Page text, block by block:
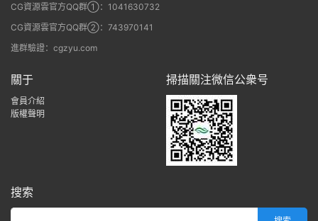
CG資源雲官方QQ群①：1041630732
CG資源雲官方QQ群②：743970141
進群驗證：cgzyu.com
關于
會員介紹
版權聲明
掃描關注微信公衆号
搜索